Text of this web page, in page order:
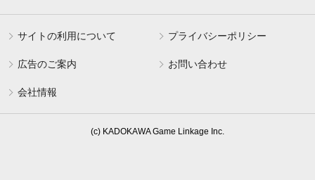
サイトの利用について プライバシーポリシー
広告のご案内 お問い合わせ
会社情報
(c) KADOKAWA Game Linkage Inc.